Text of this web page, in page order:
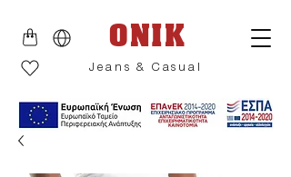
ONIK
Jeans & Casual